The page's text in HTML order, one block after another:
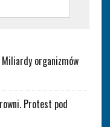
Miliardy organizmów
Protest pod